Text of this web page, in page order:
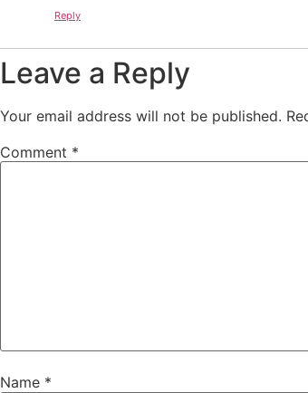
Reply
Leave a Reply
Your email address will not be published.
Comment *
Name *